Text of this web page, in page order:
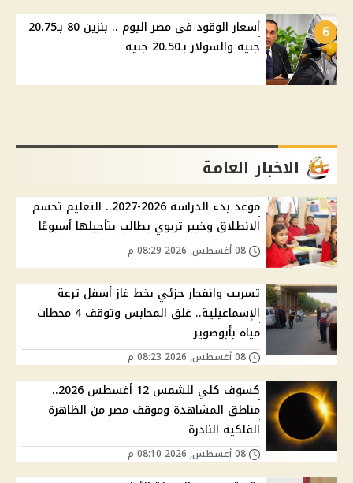
6
أسعار الوقود في مصر اليوم .. بنزين 80 بـ20.75
جنيه والسولار بـ20.50 جنيه
الاخبار العامة
موعد بدء الدراسة 2026-2027.. التعليم تحسم
الانطلاق وخبير تربوي يطالب بتأجيلها أسبوعًا
تسريب وانفجار جزئي بخط غاز أسفل ترعة
الإسماعيلية.. غلق المحابس وتوقف 4 محطات
مياه بأبوصوير
كسوف كلي للشمس 12 أغسطس 2026..
مناطق المشاهدة وموقف مصر من الظاهرة
الفلكية النادرة